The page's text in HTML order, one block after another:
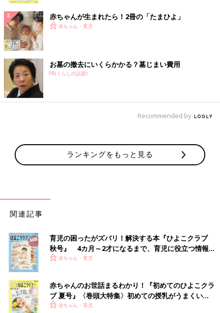
正しい作法に習って、１本丸ごと黙々と食べたいところですが、
どう考えても口に入りきらない具だくさんな豪華恵方巻も。
豪華恵方巻も食べたい！ 丸かじりして願いも叶えたい！ 迷い
ます（笑）
（文・井上裕紀子）
※文中のコメントは、『ウィメンズパーク』の投稿を再編集した
ものです。
赤ちゃんが生まれたら！2冊の「たまひよ」
赤ちゃん・育児
お墓の撤去にいくらかかる？墓じまい費用
PR(くらしの話題)
Recommended by
ランキングをもっと見る
関連記事
育児の困ったがズバリ！解決する本『ひよこクラブ
秋号』 4カ月～2才になるまで、育児に役立つ情報が
いっぱい！
赤ちゃん・育児
赤ちゃんのお世話まるわかり！『初めてのひよこクラ
ブ 夏号』〈巻頭大特集〉初めての授乳がうまくい
く！ おっぱい・ミルクの基本と夏のトラブル 解決テ
赤ちゃん・育児